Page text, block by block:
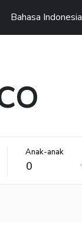
Bahasa Indonesia
Anak-anak
0